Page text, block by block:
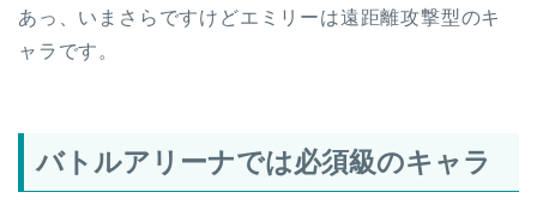
あっ、いまさらですけどエミリーは遠距離攻撃型のキ
ャラです。
バトルアリーナでは必須級のキャラ